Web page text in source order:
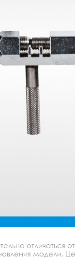
отличаться
модели.